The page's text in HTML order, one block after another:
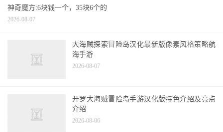
神奇魔方:6块钱一个，35块6个的
2026-08-07
大海贼探索冒险岛汉化最新版像素风格策略航
海手游
2026-08-07
开罗大海贼冒险岛手游汉化版特色介绍及亮点
介绍
2026-08-06